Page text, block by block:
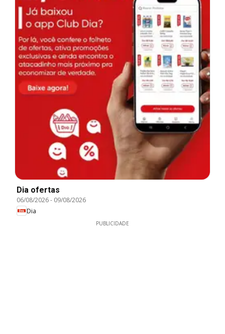
Dia ofertas
06/08/2026- 09/08/2026
Dia
PUBLICIDADE